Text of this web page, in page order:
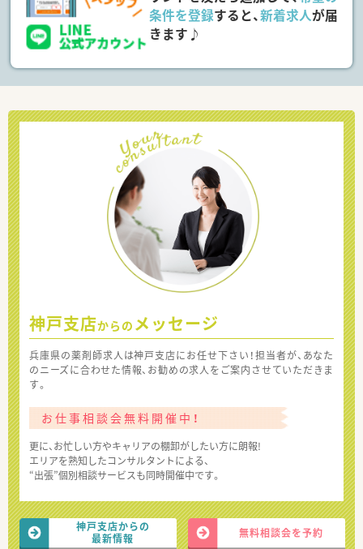
条件を登録すると、新着求人が届
きます♪
神戸支店からの メッセージ
兵庫県の薬剤師求人は神戸支店にお任せ下さい！担当者が、あなた
のニーズに合わせた情報、お勧めの求人をご案内させていただきま
す。
お仕事相談会無料開催中！
更に、お忙しい方やキャリアの棚卸がしたい方に朗報!
エリアを熟知したコンサルタントによる、
“出張”個別相談サービスも同時開催中です。
神戸支店からの
最新情報
無料相談会を予約